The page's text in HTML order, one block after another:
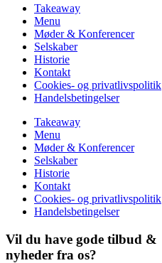
Takeaway
Menu
Møder & Konferencer
Selskaber
Historie
Kontakt
Cookies- og privatlivspolitik
Handelsbetingelser
Takeaway
Menu
Møder & Konferencer
Selskaber
Historie
Kontakt
Cookies- og privatlivspolitik
Handelsbetingelser
Vil du have gode tilbud &
nyheder fra os?